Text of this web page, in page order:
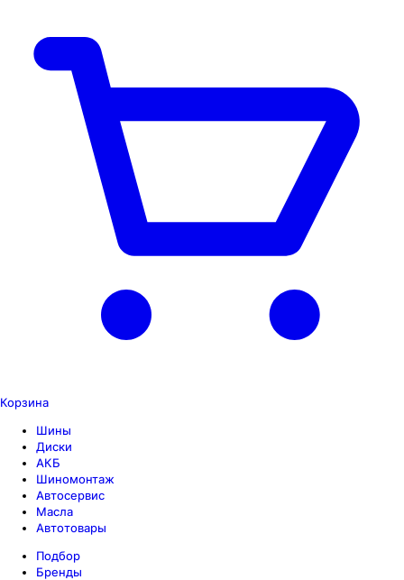
Корзина
Шины
Диски
АКБ
Шиномонтаж
Автосервис
Масла
Автотовары
Подбор
Бренды